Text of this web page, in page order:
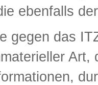
ebenfalls
gegen das